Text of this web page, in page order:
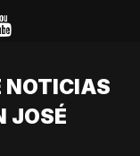
NOTICIAS
JOSÉ